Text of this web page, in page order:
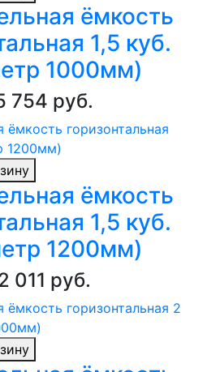
ёмкость
1,5 куб.
1000мм)
754 руб.
ёмкость
1,5 куб.
1200мм)
011 руб.